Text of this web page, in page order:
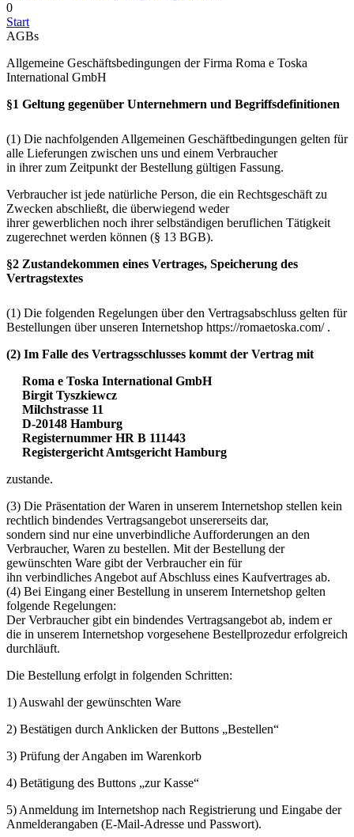
0
Start
AGBs
Allgemeine Geschäftsbedingungen der Firma Roma e Toska
International GmbH
§1 Geltung gegenüber Unternehmern und Begriffsdefinitionen
(1) Die nachfolgenden Allgemeinen Geschäftbedingungen gelten für
alle Lieferungen zwischen uns und einem Verbraucher
in ihrer zum Zeitpunkt der Bestellung gültigen Fassung.
Verbraucher ist jede natürliche Person, die ein Rechtsgeschäft zu
Zwecken abschließt, die überwiegend weder
ihrer gewerblichen noch ihrer selbständigen beruflichen Tätigkeit
zugerechnet werden können (§ 13 BGB).
§2 Zustandekommen eines Vertrages, Speicherung des
Vertragstextes
(1) Die folgenden Regelungen über den Vertragsabschluss gelten für
Bestellungen über unseren Internetshop https://romaetoska.com/ .
(2) Im Falle des Vertragsschlusses kommt der Vertrag mit
Roma e Toska International GmbH
Birgit Tyszkiewcz
Milchstrasse 11
D-20148 Hamburg
Registernummer HR B 111443
Registergericht Amtsgericht Hamburg
zustande.
(3) Die Präsentation der Waren in unserem Internetshop stellen kein
rechtlich bindendes Vertragsangebot unsererseits dar,
sondern sind nur eine unverbindliche Aufforderungen an den
Verbraucher, Waren zu bestellen. Mit der Bestellung der
gewünschten Ware gibt der Verbraucher ein für
ihn verbindliches Angebot auf Abschluss eines Kaufvertrages ab.
(4) Bei Eingang einer Bestellung in unserem Internetshop gelten
folgende Regelungen:
Der Verbraucher gibt ein bindendes Vertragsangebot ab, indem er
die in unserem Internetshop vorgesehene Bestellprozedur erfolgreich
durchläuft.
Die Bestellung erfolgt in folgenden Schritten:
1) Auswahl der gewünschten Ware
2) Bestätigen durch Anklicken der Buttons „Bestellen“
3) Prüfung der Angaben im Warenkorb
4) Betätigung des Buttons „zur Kasse“
5) Anmeldung im Internetshop nach Registrierung und Eingabe der
Anmelderangaben (E-Mail-Adresse und Passwort).